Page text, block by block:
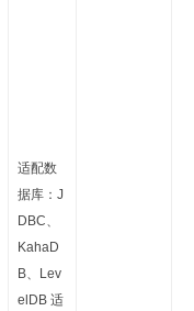
适配数
据库：J
DBC、
KahaD
B、Lev
elDB 适